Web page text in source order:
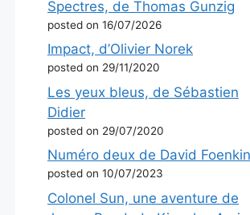
Spectres, de Thomas Gunzig
posted on 16/07/2026
Impact, d’Olivier Norek
posted on 29/11/2020
Les yeux bleus, de Sébastien
Didier
posted on 29/07/2020
Numéro deux de David
posted on 10/07/2023
Colonel Sun, une aventure de